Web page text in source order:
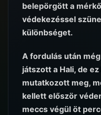
belepörgött a
védekezéssel
különbséget.
A fordulás után
játszott a Hali, de
mutatkozott meg,
kellett először
meccs végül öt